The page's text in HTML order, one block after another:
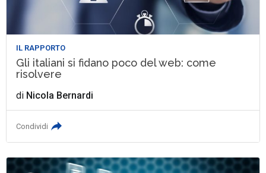
IL RAPPORTO
Gli italiani si fidano poco del web: come
risolvere
di Nicola Bernardi
Condividi